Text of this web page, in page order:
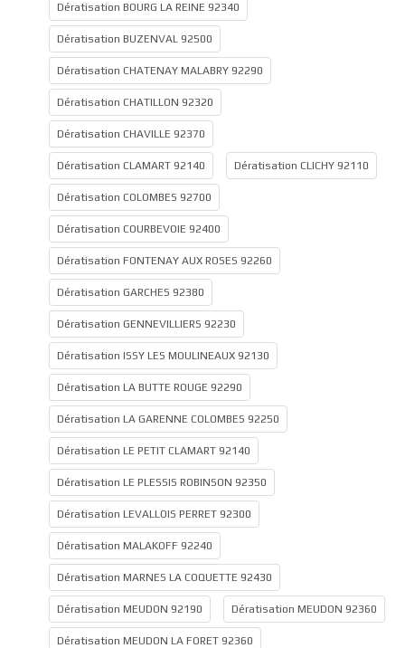
Dératisation BOURG LA REINE 92340
Dératisation BUZENVAL 92500
Dératisation CHATENAY MALABRY 92290
Dératisation CHATILLON 92320
Dératisation CHAVILLE 92370
Dératisation CLAMART 92140 Dératisation CLICHY 92110
Dératisation COLOMBES 92700
Dératisation COURBEVOIE 92400
Dératisation FONTENAY AUX ROSES 92260
Dératisation GARCHES 92380
Dératisation GENNEVILLIERS 92230
Dératisation ISSY LES MOULINEAUX 92130
Dératisation LA BUTTE ROUGE 92290
Dératisation LA GARENNE COLOMBES 92250
Dératisation LE PETIT CLAMART 92140
Dératisation LE PLESSIS ROBINSON 92350
Dératisation LEVALLOIS PERRET 92300
Dératisation MALAKOFF 92240
Dératisation MARNES LA COQUETTE 92430
Dératisation MEUDON 92190 Dératisation MEUDON 92360
Dératisation MEUDON LA FORET 92360